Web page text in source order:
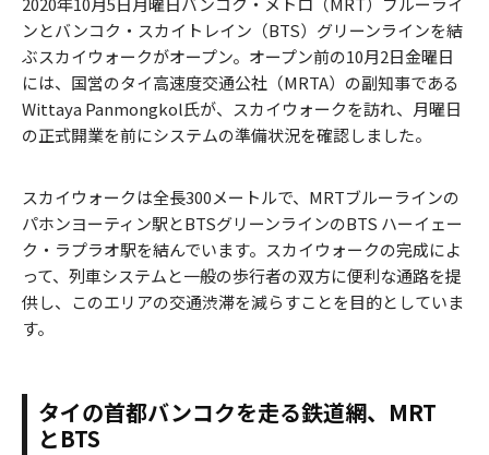
ンとバンコク・スカイトレイン（BTS）グリーンラインを結
ぶスカイウォークがオープン。オープン前の10月2日金曜日
には、国営のタイ高速度交通公社（MRTA）の副知事である
Wittaya Panmongkol氏が、スカイウォークを訪れ、月曜日
の正式開業を前にシステムの準備状況を確認しました。
スカイウォークは全長300メートルで、MRTブルーラインの
パホンヨーティン駅とBTSグリーンラインのBTS ハーイェー
ク・ラプラオ駅を結んでいます。スカイウォークの完成によ
って、列車システムと一般の歩行者の双方に便利な通路を提
供し、このエリアの交通渋滞を減らすことを目的としていま
す。
タイの首都バンコクを走る鉄道網、MRT
とBTS